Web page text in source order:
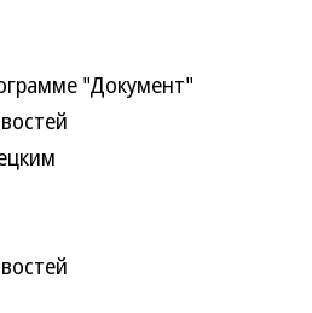
"Документ"